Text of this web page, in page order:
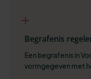
Begrafenis
Een begrafenis in
vormgegeven met